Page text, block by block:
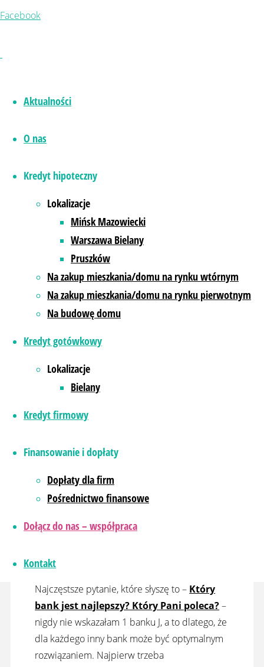
Facebook
Aktualności
O nas
Kredyt hipoteczny
Lokalizacje
Mińsk Mazowiecki
Warszawa Bielany
Pruszków
Na zakup mieszkania/domu na rynku wtórnym
Na zakup mieszkania/domu na rynku pierwotnym
Na budowę domu
Kredyt gotówkowy
Lokalizacje
Bielany
Kredyt firmowy
Finansowanie i dopłaty
Dopłaty dla firm
Pośrednictwo finansowe
Dołącz do nas – współpraca
Kontakt
Najczęstsze pytania, które słyszę od klientów
jak porównać oferty kredytowe różnych
banków?
jak wybrać najlepszą ofertę? który bank
jest najlepszy?
co można negocjować?
mieszkania/domu lub budową domu i
bankowym – założę się, że chcesz, aby był
taki wybrać, na co zwrócić uwagę?
kosztach kredytowych, które pojawiają się
w trakcie spłaty rat.
Najczęstsze pytanie, które słyszę to – Który
bank jest najlepszy? Który Pani poleca?–
nigdy nie wskazałam 1 banku J, a to dlatego, że
dla każdego inny bank może być optymalnym
rozwiązaniem. Najpierw trzeba